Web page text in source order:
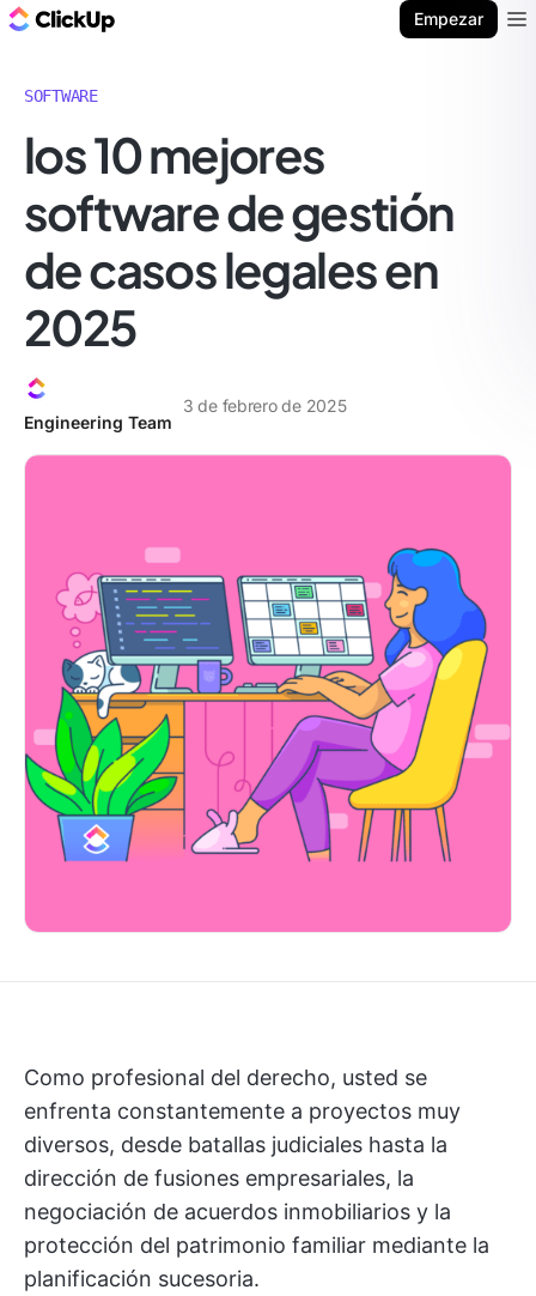
Empezar
SOFTWARE
los 10 mejores
software de gestión
de casos legales en
2025
Engineering Team
3 de febrero de 2025
Como profesional del derecho, usted se
enfrenta constantemente a proyectos muy
diversos, desde batallas judiciales hasta la
dirección de fusiones empresariales, la
negociación de acuerdos inmobiliarios y la
protección del patrimonio familiar mediante la
planificación sucesoria.